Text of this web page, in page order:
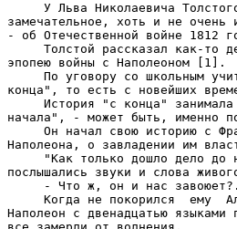
У Льва Николаевича
замечательное, хоть и не
- об Отечественной войне 1812
Толстой рассказал как-то
эпопею войны с Наполеоном [1].
По уговору со школьным
конца", то есть с новейших
История "с конца"
начала", - может быть, именно
Он начал свою историю с
Наполеона, о завладении им
"Как только дошло дело до
послышались звуки и слова
- Что ж, он и нас
Когда не покорился  ему
Наполеон с двенадцатью